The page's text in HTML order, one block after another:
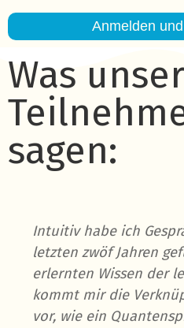
Anmelden
Was
sagen:
Intuitiv habe ich
letzten zwöf Jahren
erlernten Wissen der
kommt mir die
vor, wie ein